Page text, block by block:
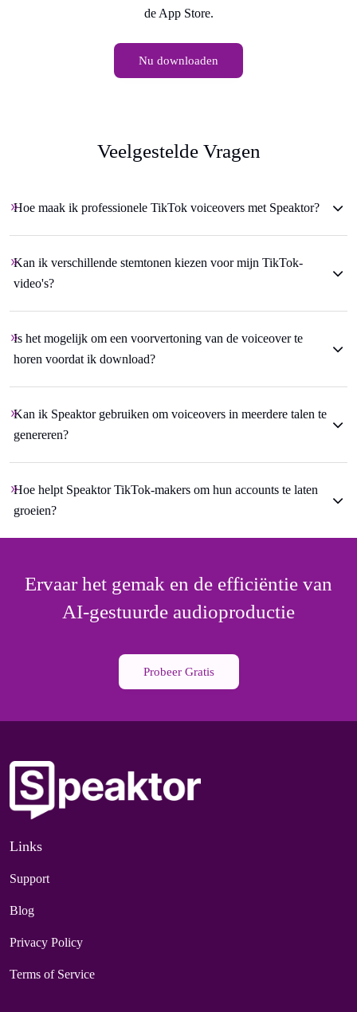
de App Store.
Nu downloaden
Veelgestelde Vragen
Hoe maak ik professionele TikTok voiceovers met Speaktor?
Kan ik verschillende stemtonen kiezen voor mijn TikTok-
video's?
Is het mogelijk om een voorvertoning van de voiceover te
horen voordat ik download?
Kan ik Speaktor gebruiken om voiceovers in meerdere talen te
genereren?
Hoe helpt Speaktor TikTok-makers om hun accounts te laten
groeien?
Ervaar het gemak en de efficiëntie van
AI-gestuurde audioproductie
Probeer Gratis
Links
Support
Blog
Privacy Policy
Terms of Service